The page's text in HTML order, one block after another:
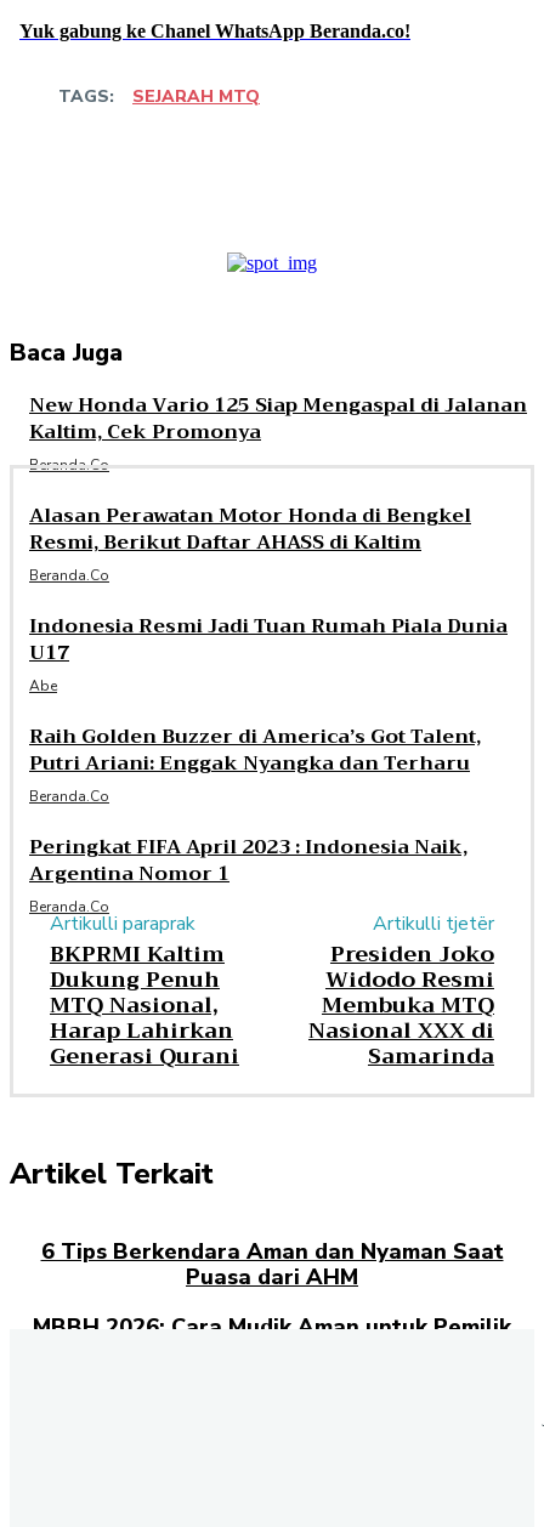
Yuk gabung ke Chanel WhatsApp Beranda.co!
TAGS: SEJARAH MTQ
Baca Juga
New Honda Vario 125 Siap Mengaspal di Jalanan
Kaltim, Cek Promonya
Beranda.co
Alasan Perawatan Motor Honda di Bengkel
Resmi, Berikut Daftar AHASS di Kaltim
Beranda.co
Indonesia Resmi Jadi Tuan Rumah Piala Dunia
U17
Abe
Raih Golden Buzzer di America’s Got Talent,
Putri Ariani: Enggak Nyangka dan Terharu
Beranda.co
Peringkat FIFA April 2023 : Indonesia Naik,
Argentina Nomor 1
Beranda.co
Artikulli paraprak
BKPRMI Kaltim
Dukung Penuh
MTQ Nasional,
Harap Lahirkan
Generasi Qurani
Artikulli tjetër
Presiden Joko
Widodo Resmi
Membuka MTQ
Nasional XXX di
Samarinda
Artikel Terkait
6 Tips Berkendara Aman dan Nyaman Saat
Puasa dari AHM
MBBH 2026: Cara Mudik Aman untuk Pemilik